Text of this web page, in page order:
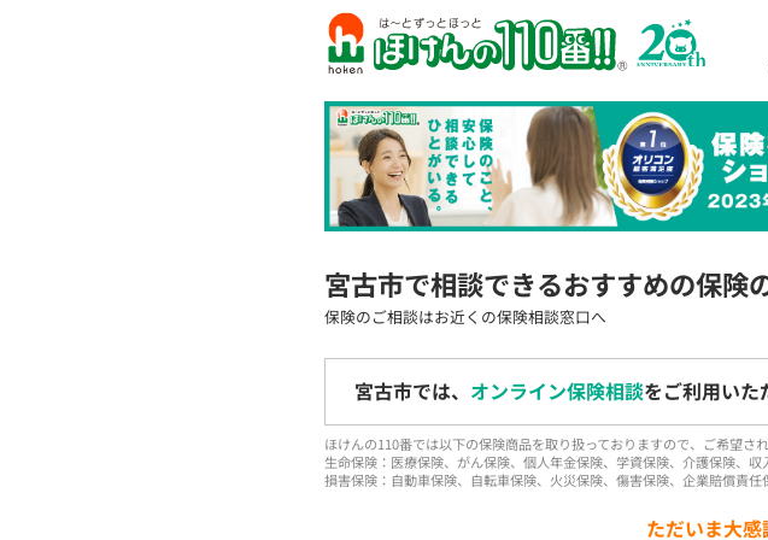
宮古市で相談できるおすすめの保険
保険のご相談はお近くの保険相談窓口へ
宮古市では、 オンライン保険相談をご利用いた
ほけんの110番では以下の保険商品を取り扱っておりますので、ご希望さ
生命保険：医療保険、がん保険、個人年金保険、学資保険、介護保険、
損害保険：自動車保険、自転車保険、火災保険、傷害保険、企業賠償責
ただいま大